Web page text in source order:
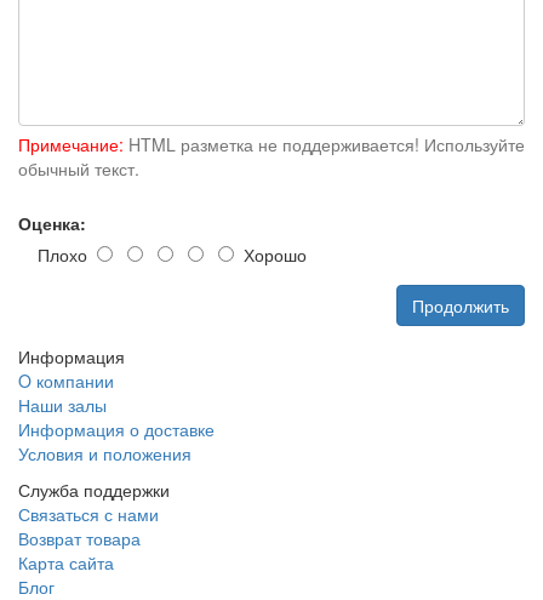
Примечание: HTML разметка не поддерживается! Используйте
обычный текст.
Оценка:
Плохо
Хорошо
Продолжить
Информация
O компании
Наши залы
Информация о доставке
Условия и положения
Служба поддержки
Связаться с нами
Возврат товара
Карта сайта
Блог